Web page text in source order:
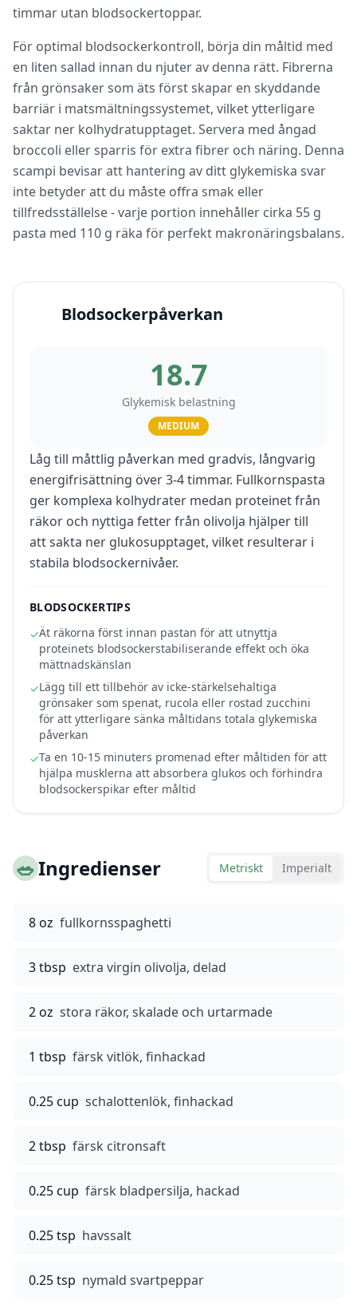
timmar utan blodsockertoppar.
För optimal blodsockerkontroll, börja din måltid med
en liten sallad innan du njuter av denna rätt. Fibrerna
från grönsaker som äts först skapar en skyddande
barriär i matsmältningssystemet, vilket ytterligare
saktar ner kolhydratupptaget. Servera med ångad
broccoli eller sparris för extra fibrer och näring. Denna
scampi bevisar att hantering av ditt glykemiska svar
inte betyder att du måste offra smak eller
tillfredsställelse - varje portion innehåller cirka 55 g
pasta med 110 g räka för perfekt makronäringsbalans.
Blodsockerpåverkan
18.7
Glykemisk belastning
MEDIUM
Låg till måttlig påverkan med gradvis, långvarig
energifrisättning över 3-4 timmar. Fullkornspasta
ger komplexa kolhydrater medan proteinet från
räkor och nyttiga fetter från olivolja hjälper till
att sakta ner glukosupptaget, vilket resulterar i
stabila blodsockernivåer.
BLODSOCKERTIPS
✓Ät räkorna först innan pastan för att utnyttja
proteinets blodsockerstabiliserande effekt och öka
mättnadskänslan
✓Lägg till ett tillbehör av icke-stärkelsehaltiga
grönsaker som spenat, rucola eller rostad zucchini
för att ytterligare sänka måltidans totala glykemiska
påverkan
✓Ta en 10-15 minuters promenad efter måltiden för att
hjälpa musklerna att absorbera glukos och förhindra
blodsockerspikar efter måltid
🥗Ingredienser Metriskt Imperialt
8 oz fullkornsspaghetti
3 tbsp extra virgin olivolja, delad
2 oz stora räkor, skalade och urtarmade
1 tbsp färsk vitlök, finhackad
0.25 cup schalottenlök, finhackad
2 tbsp färsk citronsaft
0.25 cup färsk bladpersilja, hackad
0.25 tsp havssalt
0.25 tsp nymald svartpeppar